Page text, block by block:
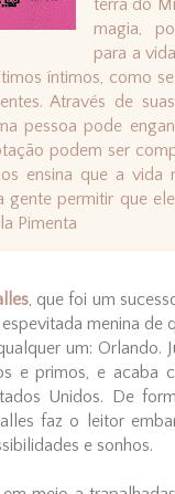
magia,
para a
íntimos, como
Através de
pessoa pode
podem ser
ensina que a vida
gente permitir que
Pimenta
, que foi um
menina de
um: Orlando.
e primos, e acaba
Unidos. De
faz o leitor
e sonhos.